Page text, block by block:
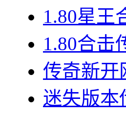
1.80星王
1.80合击
传奇新开
迷失版本